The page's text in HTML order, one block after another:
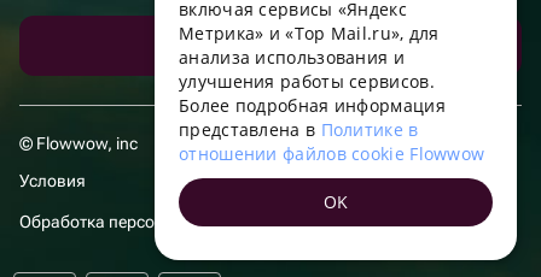
Скачать приложение
© Flowwow, inc
Условия
Обработка персональных данных
FRENCH
TURKISH
POLISH
включая сервисы «Яндекс
Метрика» и «Top Mail.ru», для
анализа использования и
улучшения работы сервисов.
Более подробная информация
представлена в Политике в
отношении файлов cookie Flowwow
OK